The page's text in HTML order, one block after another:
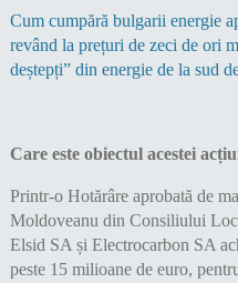
Cum cumpără bulgarii energie
revând la prețuri de zeci de ori
deștepți” din energie de la sud
Care este obiectul acestei
Printr-o Hotărâre aprobată de
Moldoveanu din Consiliului
Elsid SA și Electrocarbon SA
peste 15 milioane de euro,